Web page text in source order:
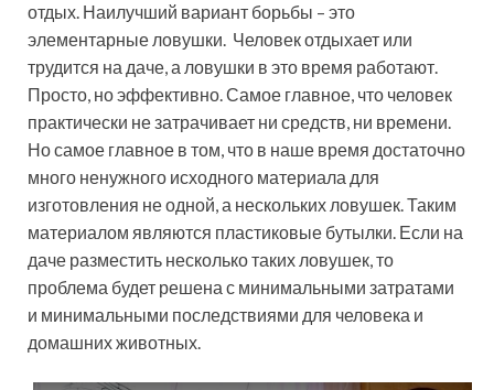
отдых. Наилучший вариант борьбы – это
элементарные ловушки. Человек отдыхает или
трудится на даче, а ловушки в это время работают.
Просто, но эффективно. Самое главное, что человек
практически не затрачивает ни средств, ни времени.
Но самое главное в том, что в наше время достаточно
много ненужного исходного материала для
изготовления не одной, а нескольких ловушек. Таким
материалом являются пластиковые бутылки. Если на
даче разместить несколько таких ловушек, то
проблема будет решена с минимальными затратами
и минимальными последствиями для человека и
домашних животных.